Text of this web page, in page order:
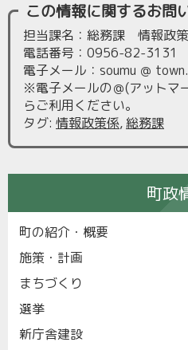
この情報に関するお問
担当課名：総務課 情報政
電話番号：0956-82-3131
電子メール：soumu ＠
※電子メールの＠(アットマ
らご利用ください。
タグ: 情報政策係,総務課
町政
町の紹介・概要
施策・計画
まちづくり
選挙
新庁舎建設